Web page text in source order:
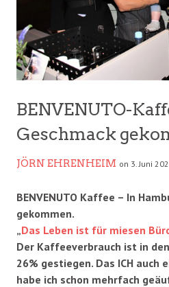
BENVENUTO-
Geschmack
JÖRN EHRENHEIM on 3. Juni
BENVENUTO Kaffee – In
gekommen.
„Das Leben ist für miesen
Der Kaffeeverbrauch ist in
26% gestiegen. Das ICH auch
habe ich schon mehrfach